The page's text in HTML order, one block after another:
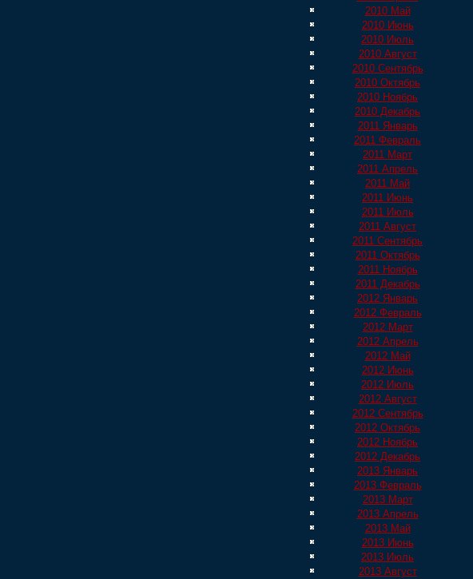
2010 Май
2010 Июнь
2010 Июль
2010 Август
2010 Сентябрь
2010 Октябрь
2010 Ноябрь
2010 Декабрь
2011 Январь
2011 Февраль
2011 Март
2011 Апрель
2011 Май
2011 Июнь
2011 Июль
2011 Август
2011 Сентябрь
2011 Октябрь
2011 Ноябрь
2011 Декабрь
2012 Январь
2012 Февраль
2012 Март
2012 Апрель
2012 Май
2012 Июнь
2012 Июль
2012 Август
2012 Сентябрь
2012 Октябрь
2012 Ноябрь
2012 Декабрь
2013 Январь
2013 Февраль
2013 Март
2013 Апрель
2013 Май
2013 Июнь
2013 Июль
2013 Август